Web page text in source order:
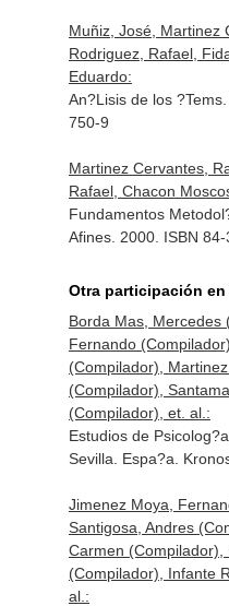
Muñiz, José, Martinez
Rodriguez, Rafael,
Eduardo:
An?Lisis de los
750-9
Martinez Cervantes,
Rafael, Chacon
Fundamentos
Afines. 2000. ISBN
Otra participación
Borda Mas, Mercedes
Fernando
(Compilador),
(Compilador),
(Compilador), et. al.:
Estudios de
Sevilla. Espa?a.
Jimenez Moya,
Santigosa, Andres
Carmen
(Compilador), Infante
al.: